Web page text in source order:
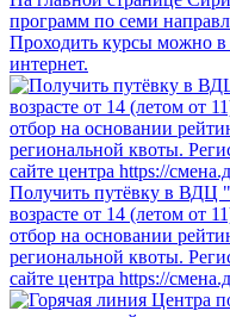
программ по семи
Проходить курсы можно
интернет.
Получить путёвку в ВДЦ
возрасте от 14 (летом от
отбор на основании
региональной квоты.
сайте центра https://